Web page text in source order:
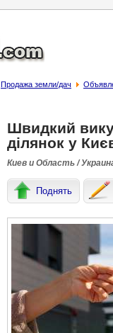
Продажа земли/дач
Швидкий
ділянок у
Киев и Область /
Поднять